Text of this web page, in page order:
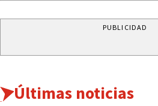
PUBLICIDAD
Últimas noticias